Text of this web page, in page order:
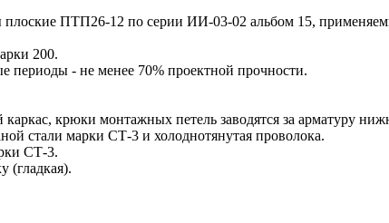
ПТП26-12 по серии ИИ-03-02 альбом 15,
200.
периоды - не менее 70% проектной прочности.
крюки монтажных петель заводятся за арматуру
стали марки СТ-3 и холоднотянутая проволока.
СТ-3.
(гладкая).